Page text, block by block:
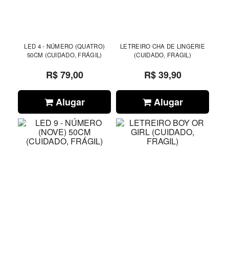
LED 4 - NÚMERO (QUATRO)
50CM (CUIDADO, FRÁGIL)
R$ 79,00
Alugar
LETREIRO CHA DE LINGERIE
(CUIDADO, FRAGIL)
R$ 39,90
Alugar